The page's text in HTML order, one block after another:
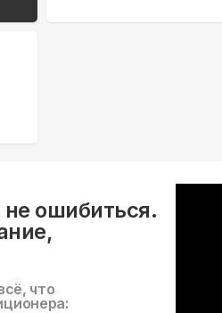
ошибиться.
что